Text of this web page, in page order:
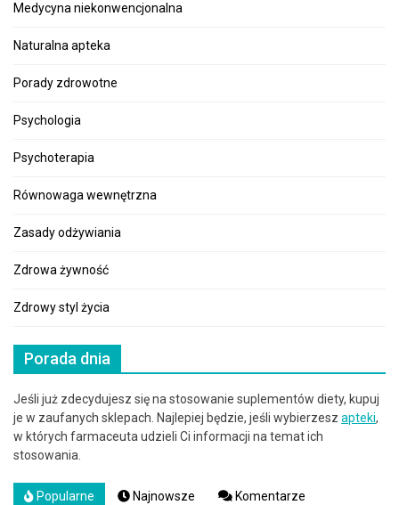
Medycyna niekonwencjonalna
Naturalna apteka
Porady zdrowotne
Psychologia
Psychoterapia
Równowaga wewnętrzna
Zasady odżywiania
Zdrowa żywność
Zdrowy styl życia
Porada dnia
Jeśli już zdecydujesz się na stosowanie suplementów diety, kupuj
je w zaufanych sklepach. Najlepiej będzie, jeśli wybierzesz apteki,
w których farmaceuta udzieli Ci informacji na temat ich
stosowania.
Popularne Najnowsze Komentarze